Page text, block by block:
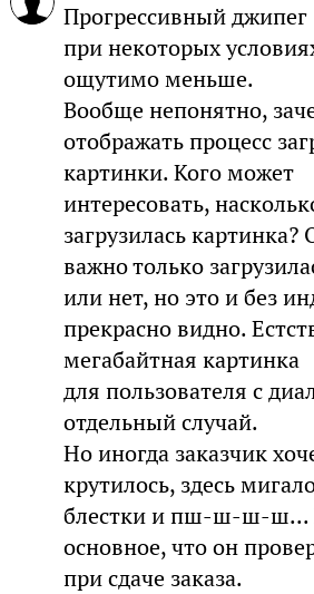
Прогрессивный джипег
при некоторых
ощутимо меньше.
Вообще непонятно,
отображать процесс
картинки. Кого может
интересовать,
загрузилась
важно только
или нет, но это и без
прекрасно видно.
мегабайтная картинка
для пользователя с
отдельный случай.
Но иногда заказчик
крутилось, здесь
блестки и пш-ш-ш-ш...
основное, что он
при сдаче заказа.